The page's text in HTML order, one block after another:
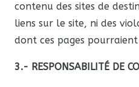
contenu des sites de
liens sur le site, ni des
dont ces pages
3.- RESPONSABILITÉ DE